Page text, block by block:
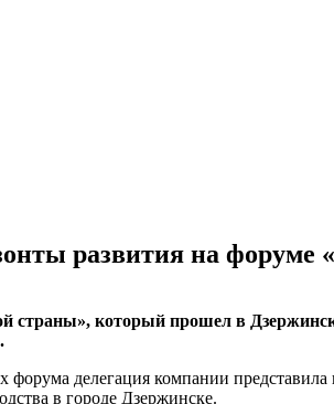
развития на форуме
который прошел в
делегация компании представила
в городе Дзержинске.